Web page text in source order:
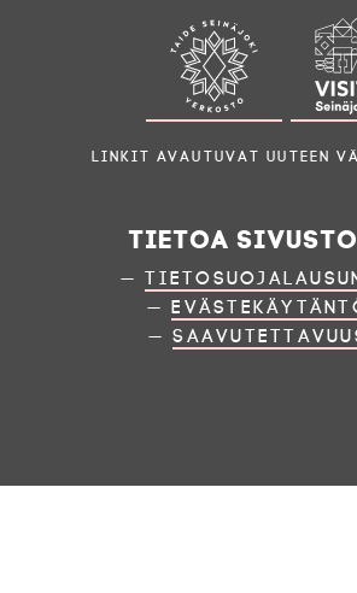
Linkit avautuvat uuteen
Tietoa
—
—
—